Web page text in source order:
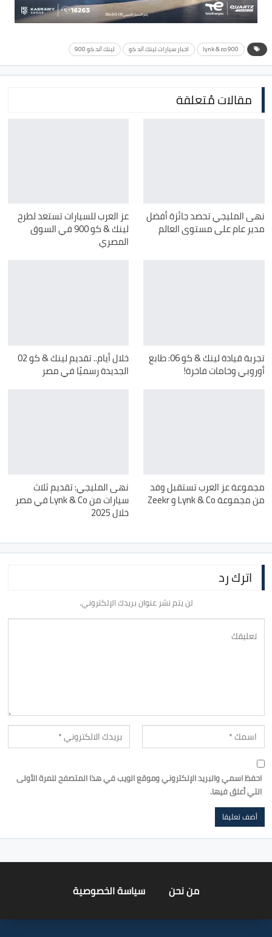
lynk & co 900 اخبار سيارات لينك آند كو لينك آند كو 900
مقالات مُتعلقة
نهى المليجي تحصد جائزة أفضل
مدير عام على مستوى العالم
عز العرب للسيارات تستعد لطرح
لينك & كو 900 في السوق
المصري
تجربة قيادة لينك & كو 06: طابع
أوروبي وخامات فاخرة!
خلال أيام.. تقديم لينك & كو 02
الجديدة رسميًا في مصر
مجموعة عز العرب تستقبل وفد
من مجموعة Lynk & Co و Zeekr
نهى المليجي: تقديم ثلاث
سيارات من Lynk & Co في مصر
خلال 2025
اترك رد
لن يتم نشر عنوان بريدك الإلكتروني.
احفظ اسمي والبريد الإلكتروني وموقع الويب في هذا المتصفح للمرة الأولى
التي أعلق فيها.
من نحن سياسة الخصوصية